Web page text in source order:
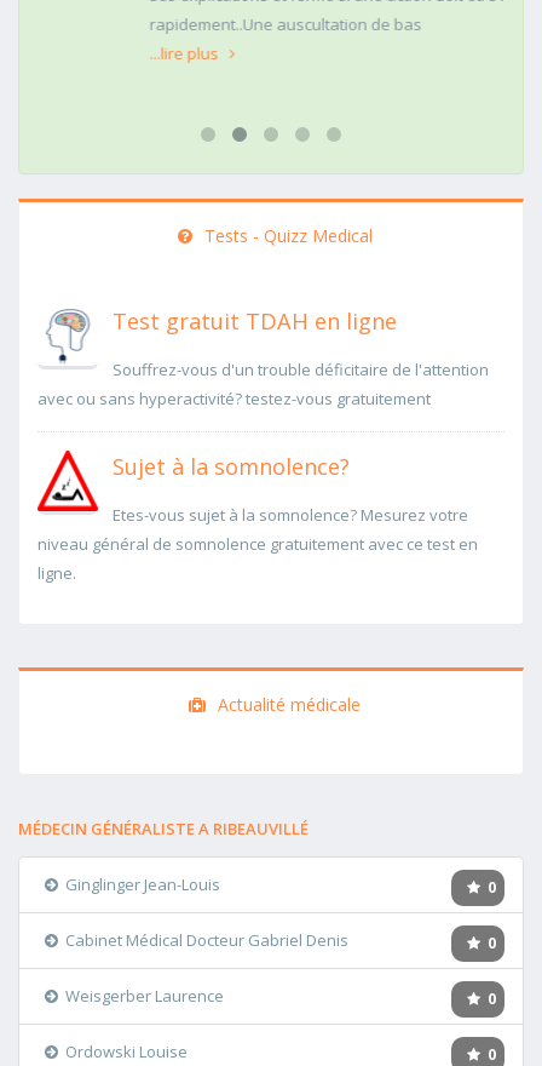
rapidement..Une auscultation de bas
Tests - Quizz Medical
Test gratuit TDAH en ligne
Souffrez-vous d'un trouble déficitaire de l'attention
avec ou sans hyperactivité? testez-vous gratuitement
Sujet à la somnolence?
Etes-vous sujet à la somnolence? Mesurez votre
niveau général de somnolence gratuitement avec ce test en
ligne.
Actualité médicale
MÉDECIN GÉNÉRALISTE A RIBEAUVILLÉ
0
Ginglinger Jean-Louis
0
Cabinet Médical Docteur Gabriel Denis
0
Weisgerber Laurence
0
Ordowski Louise